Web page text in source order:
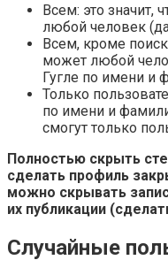
Всем: это значит,
любой человек
Всем, кроме
может любой
Гугле по имени и
Только
по имени и
смогут только
Полностью скрыть
сделать профиль
можно скрывать
их публикации
Случайные